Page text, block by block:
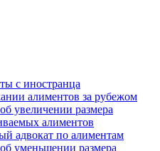
с иностранца
алиментов за рубежом
увеличении размера
алиментов
адвокат по алиментам
уменьшении размера